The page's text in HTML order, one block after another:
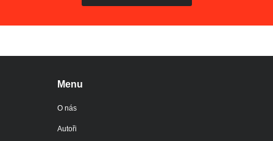
Menu
O nás
Autoři